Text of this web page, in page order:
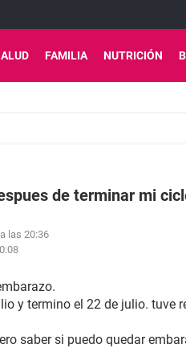
FAMILIA NUTRICIÓN
de terminar mi
las 20:36
y termino el 22 de julio. tuve
saber si puedo quedar